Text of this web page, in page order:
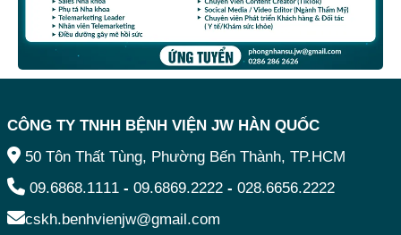
CÔNG TY TNHH BỆNH VIỆN JW HÀN QUỐC
50 Tôn Thất Tùng, Phường Bến Thành, TP.HCM
09.6868.1111 - 09.6869.2222 - 028.6656.2222
cskh.benhvienjw@gmail.com